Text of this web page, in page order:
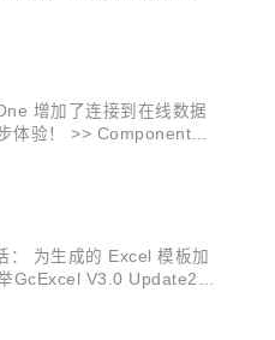
增加了连接到在线数据
体验！ >> ComponentOn
： 为生成的 Excel 模板加
GcExcel V3.0 Update2的